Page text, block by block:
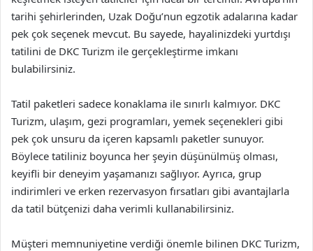
tarihi şehirlerinden, Uzak Doğu’nun egzotik adalarına kadar
pek çok seçenek mevcut. Bu sayede, hayalinizdeki yurtdışı
tatilini de DKC Turizm ile gerçekleştirme imkanı
bulabilirsiniz.
Tatil paketleri sadece konaklama ile sınırlı kalmıyor. DKC
Turizm, ulaşım, gezi programları, yemek seçenekleri gibi
pek çok unsuru da içeren kapsamlı paketler sunuyor.
Böylece tatiliniz boyunca her şeyin düşünülmüş olması,
keyifli bir deneyim yaşamanızı sağlıyor. Ayrıca, grup
indirimleri ve erken rezervasyon fırsatları gibi avantajlarla
da tatil bütçenizi daha verimli kullanabilirsiniz.
Müşteri memnuniyetine verdiği önemle bilinen DKC Turizm,